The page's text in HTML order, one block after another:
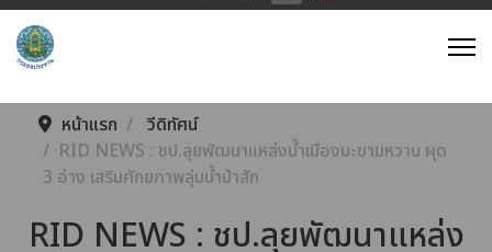
หน้าแรก
วีดิทัศน์
RID NEWS : ชป.ลุยพัฒนาแหล่งน้ำเมืองมะขามหวาน ผุด
3 อ่าง เสริมศักยภาพลุ่มน้ำป่าสัก
RID NEWS : ชป.ลุยพัฒนาแหล่ง